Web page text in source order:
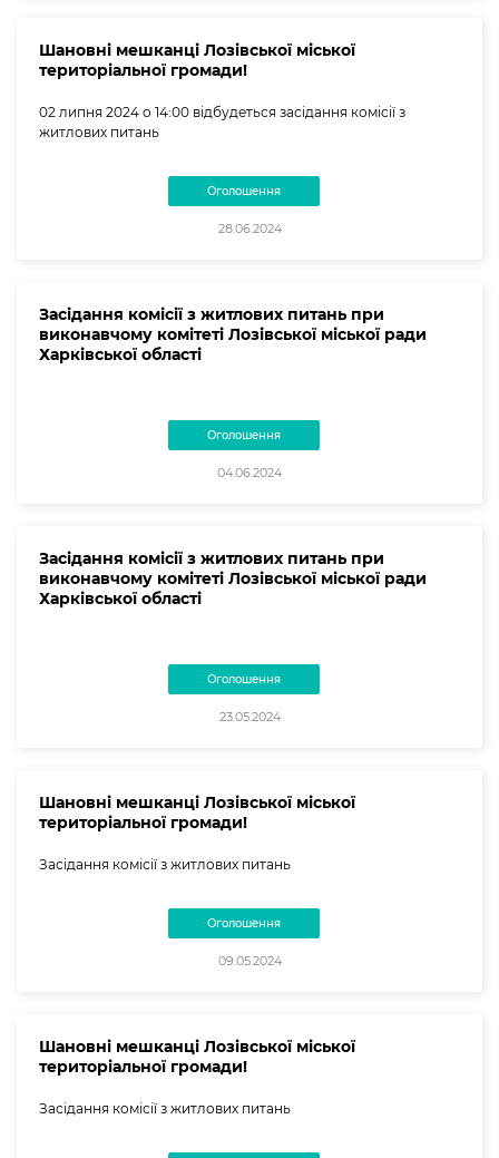
Шановні мешканці Лозівської міської
територіальної громади!
02 липня 2024 о 14:00 відбудеться засідання комісії з
житлових питань
Оголошення
28.06.2024
Засідання комісії з житлових питань при
виконавчому комітеті Лозівської міської ради
Харківської області
Оголошення
04.06.2024
Засідання комісії з житлових питань при
виконавчому комітеті Лозівської міської ради
Харківської області
Оголошення
23.05.2024
Шановні мешканці Лозівської міської
територіальної громади!
Засідання комісії з житлових питань
Оголошення
09.05.2024
Шановні мешканці Лозівської міської
територіальної громади!
Засідання комісії з житлових питань